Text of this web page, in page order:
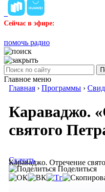
Сейчас в эфире:
помочь радио
Главное меню
Главная › Программы ›
Караваджо.
святого
Караваджо. Отречение
Скачать
Поделиться